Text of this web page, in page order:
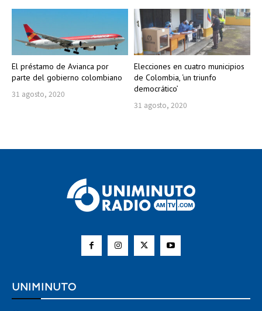
El préstamo de Avianca por
parte del gobierno colombiano
31 agosto, 2020
Elecciones en cuatro municipios
de Colombia, ‘un triunfo
democrático’
31 agosto, 2020
UNIMINUTO